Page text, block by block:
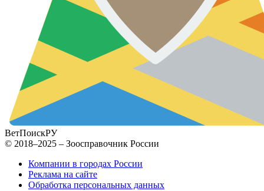
ВетПоискРУ
© 2018–2025 – Зоосправочник России
Компании в городах России
Реклама на сайте
Обработка персональных данных